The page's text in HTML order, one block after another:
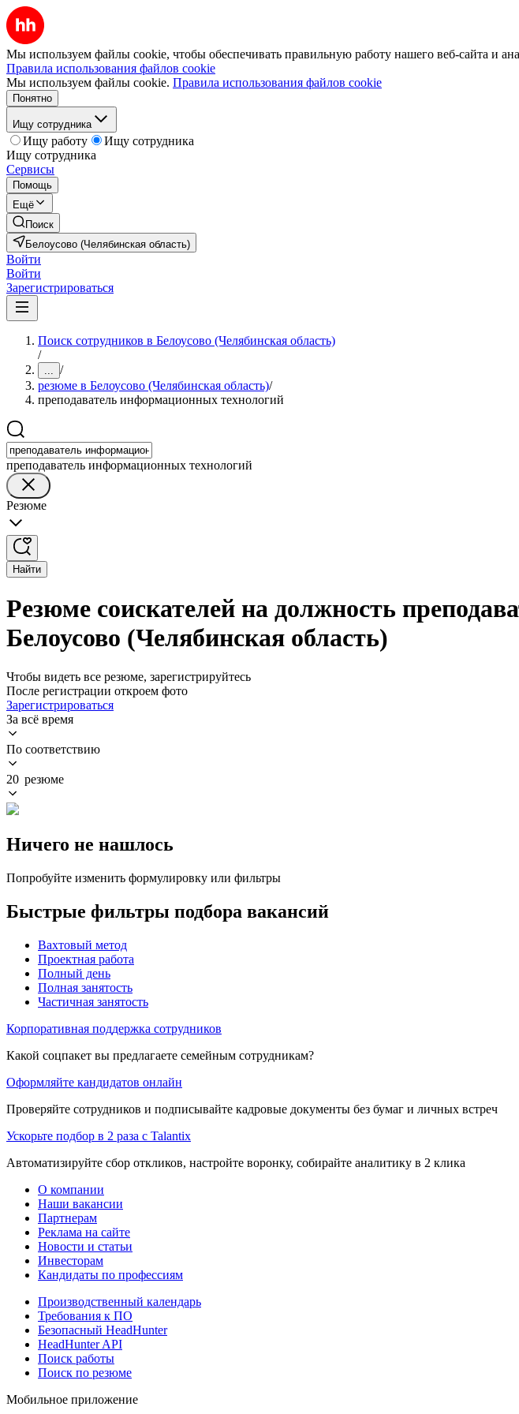
Мы используем файлы cookie, чтобы обеспечивать правильную работу нашего веб-сайта и
Правила использования файлов cookie
Мы используем файлы cookie. Правила использования файлов cookie
Понятно
Ищу сотрудника
Ищу работу
Ищу сотрудника
Ищу сотрудника
Сервисы
Помощь
Ещё
Поиск
Белоусово (Челябинская область)
Войти
Войти
Зарегистрироваться
Поиск сотрудников в Белоусово (Челябинская область)
/
... /
резюме в Белоусово (Челябинская область)/
преподаватель информационных технологий
преподаватель информационных технологий
Резюме
Найти
Резюме соискателей на должность
Белоусово (Челябинская область)
Чтобы видеть все резюме, зарегистрируйтесь
После регистрации откроем фото
Зарегистрироваться
За всё время
По соответствию
20 резюме
Ничего не нашлось
Попробуйте изменить формулировку или фильтры
Быстрые фильтры подбора вакансий
Вахтовый метод
Проектная работа
Полный день
Полная занятость
Частичная занятость
Корпоративная поддержка сотрудников
Какой соцпакет вы предлагаете семейным сотрудникам?
Оформляйте кандидатов онлайн
Проверяйте сотрудников и подписывайте кадровые документы без бумаг и личных встреч
Ускорьте подбор в 2 раза с Talantix
Автоматизируйте сбор откликов, настройте воронку, собирайте аналитику в 2 клика
О компании
Наши вакансии
Партнерам
Реклама на сайте
Новости и статьи
Инвесторам
Кандидаты по профессиям
Производственный календарь
Требования к ПО
Безопасный HeadHunter
HeadHunter API
Поиск работы
Поиск по резюме
Мобильное приложение